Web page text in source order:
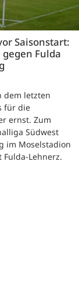
Saisonstart:
Fulda
dem letzten
für die
ernst. Zum
Südwest
im Moselstadion
Fulda-Lehnerz.